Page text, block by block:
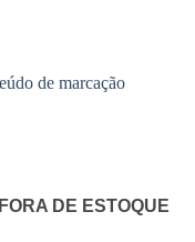
FORA DE ESTOQUE